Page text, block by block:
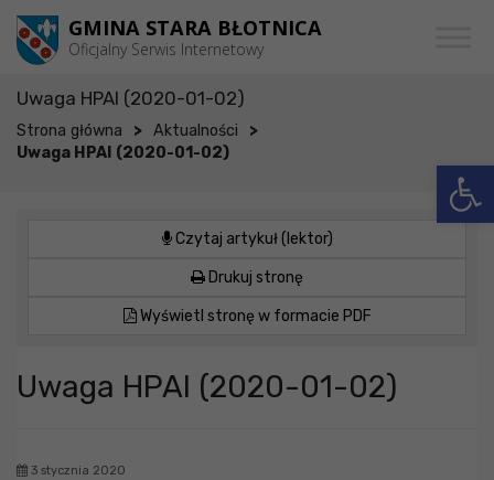
Przejdź do menu
Przejdź do głównej treści strony
Przejdź do stopki strony GMINA STARA BŁOTNICA
Oficjalny Serwis Internetowy
Uwaga HPAI (2020-01-02)
Strona główna > Aktualności >
Uwaga HPAI (2020-01-02)
Czytaj artykuł (lektor)
Drukuj stronę
Wyświetl stronę w formacie PDF
Uwaga HPAI (2020-01-02)
3 stycznia 2020